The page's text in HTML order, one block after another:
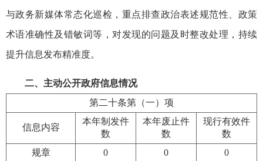
与政务新媒体常态化巡检，重点排查政治表述规范性、政策
术语准确性及错敏词等，对发现的问题及时整改处理，持续
提升信息发布精准度。‌
二、主动公开政府信息情况
第二十条第（一）项
信息内容
本年制发件
数
本年废止件
数
现行有效件
数
规章
0 0
0